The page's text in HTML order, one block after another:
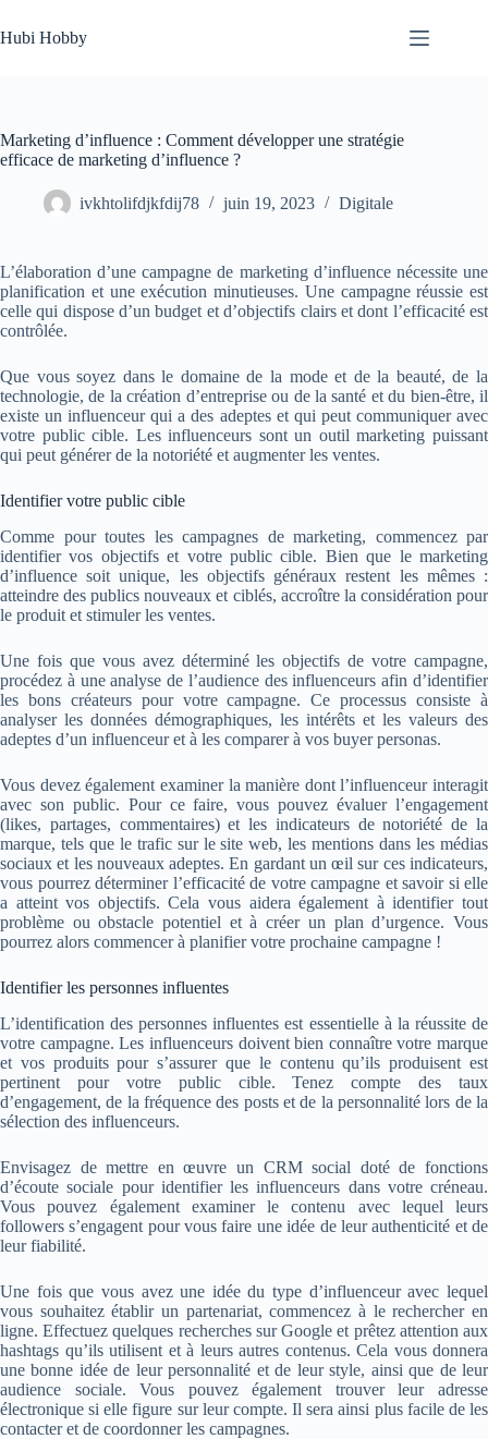
au
contenu
Hubi Hobby
Marketing d’influence : Comment développer une stratégie
efficace de marketing d’influence ?
ivkhtolifdjkfdij78 juin 19, 2023 Digitale
L’élaboration d’une campagne de marketing d’influence nécessite une
planification et une exécution minutieuses. Une campagne réussie est
celle qui dispose d’un budget et d’objectifs clairs et dont l’efficacité est
contrôlée.
Que vous soyez dans le domaine de la mode et de la beauté, de la
technologie, de la création d’entreprise ou de la santé et du bien-être, il
existe un influenceur qui a des adeptes et qui peut communiquer avec
votre public cible. Les influenceurs sont un outil marketing puissant
qui peut générer de la notoriété et augmenter les ventes.
Identifier votre public cible
Comme pour toutes les campagnes de marketing, commencez par
identifier vos objectifs et votre public cible. Bien que le marketing
d’influence soit unique, les objectifs généraux restent les mêmes :
atteindre des publics nouveaux et ciblés, accroître la considération pour
le produit et stimuler les ventes.
Une fois que vous avez déterminé les objectifs de votre campagne,
procédez à une analyse de l’audience des influenceurs afin d’identifier
les bons créateurs pour votre campagne. Ce processus consiste à
analyser les données démographiques, les intérêts et les valeurs des
adeptes d’un influenceur et à les comparer à vos buyer personas.
Vous devez également examiner la manière dont l’influenceur interagit
avec son public. Pour ce faire, vous pouvez évaluer l’engagement
(likes, partages, commentaires) et les indicateurs de notoriété de la
marque, tels que le trafic sur le site web, les mentions dans les médias
sociaux et les nouveaux adeptes. En gardant un œil sur ces indicateurs,
vous pourrez déterminer l’efficacité de votre campagne et savoir si elle
a atteint vos objectifs. Cela vous aidera également à identifier tout
problème ou obstacle potentiel et à créer un plan d’urgence. Vous
pourrez alors commencer à planifier votre prochaine campagne !
Identifier les personnes influentes
L’identification des personnes influentes est essentielle à la réussite de
votre campagne. Les influenceurs doivent bien connaître votre marque
et vos produits pour s’assurer que le contenu qu’ils produisent est
pertinent pour votre public cible. Tenez compte des taux
d’engagement, de la fréquence des posts et de la personnalité lors de la
sélection des influenceurs.
Envisagez de mettre en œuvre un CRM social doté de fonctions
d’écoute sociale pour identifier les influenceurs dans votre créneau.
Vous pouvez également examiner le contenu avec lequel leurs
followers s’engagent pour vous faire une idée de leur authenticité et de
leur fiabilité.
Une fois que vous avez une idée du type d’influenceur avec lequel
vous souhaitez établir un partenariat, commencez à le rechercher en
ligne. Effectuez quelques recherches sur Google et prêtez attention aux
hashtags qu’ils utilisent et à leurs autres contenus. Cela vous donnera
une bonne idée de leur personnalité et de leur style, ainsi que de leur
audience sociale. Vous pouvez également trouver leur adresse
électronique si elle figure sur leur compte. Il sera ainsi plus facile de les
contacter et de coordonner les campagnes.